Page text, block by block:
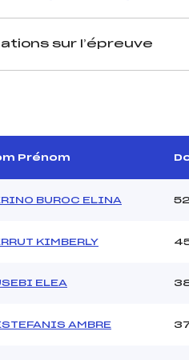
sur l’épreuve
:
Prénom
BUROC ELINA 52
KIMBERLY
ELEA
AMBRE